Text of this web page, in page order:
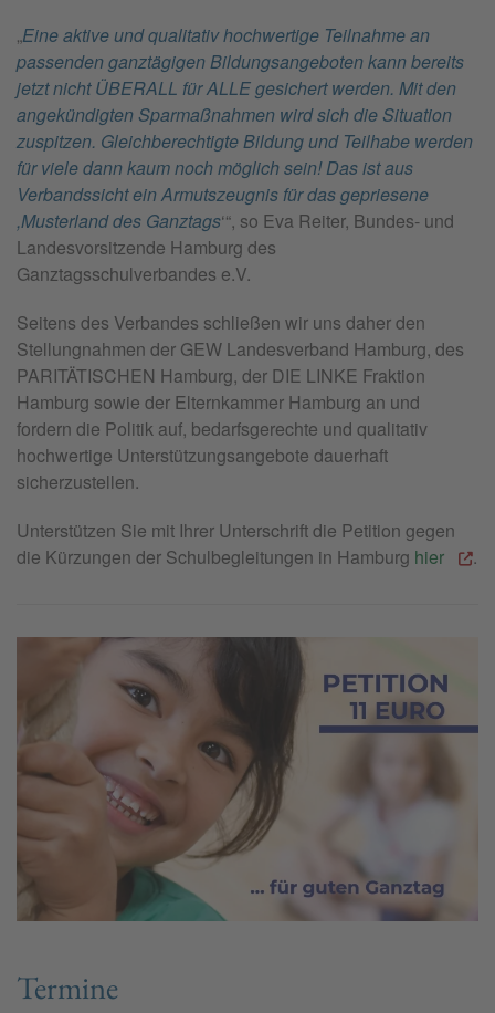
„Eine aktive und qualitativ hochwertige Teilnahme an
passenden ganztägigen Bildungsangeboten kann bereits
jetzt nicht ÜBERALL für ALLE gesichert werden. Mit den
angekündigten Sparmaßnahmen wird sich die Situation
zuspitzen. Gleichberechtigte Bildung und Teilhabe werden
für viele dann kaum noch möglich sein! Das ist aus
Verbandssicht ein Armutszeugnis für das gepriesene
,Musterland des Ganztags‘“, so Eva Reiter, Bundes- und
Landesvorsitzende Hamburg des
Ganztagsschulverbandes e.V.
Seitens des Verbandes schließen wir uns daher den
Stellungnahmen der GEW Landesverband Hamburg, des
PARITÄTISCHEN Hamburg, der DIE LINKE Fraktion
Hamburg sowie der Elternkammer Hamburg an und
fordern die Politik auf, bedarfsgerechte und qualitativ
hochwertige Unterstützungsangebote dauerhaft
sicherzustellen.
Unterstützen Sie mit Ihrer Unterschrift die Petition gegen
die Kürzungen der Schulbegleitungen in Hamburg hier .
Termine